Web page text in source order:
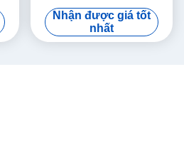
dày 30 mm
Nhận được giá tốt
nhất